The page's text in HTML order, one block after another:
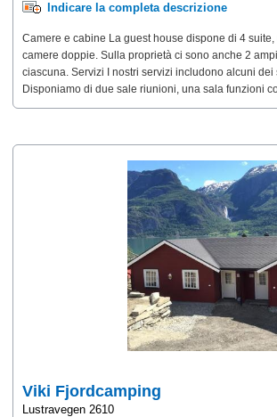
Indicare la completa descrizione
Camere e cabine La guest house dispone di 4
camere doppie. Sulla proprietà ci sono anche 2
ciascuna. Servizi I nostri servizi includono alcuni dei
Disponiamo di due sale riunioni, una sala funzioni
Viki Fjordcamping
Lustravegen 2610